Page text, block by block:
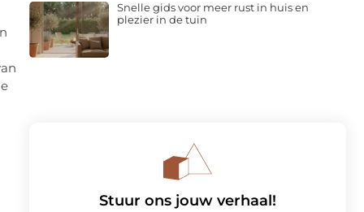
Snelle gids voor meer rust in huis en
plezier in de tuin
Stuur ons jouw verhaal!